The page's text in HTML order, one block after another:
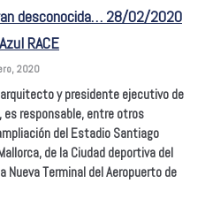
desconocida… 28/02/2020
RACE
2020
arquitecto y presidente ejecutivo de
es responsable, entre otros
del Estadio Santiago
de la Ciudad deportiva del
Nueva Terminal del Aeropuerto de